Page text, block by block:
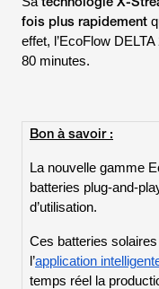
fois plus rapidement
effet, l’EcoFlow DELTA
80 minutes.
Bon à savoir :
La nouvelle gamme
batteries plug-and-
d’utilisation.
Ces batteries
l’application
temps réel la